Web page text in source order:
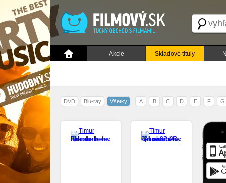
Akcie Skladové tituly
DVD Blu-ray Všetky A B C D E F G